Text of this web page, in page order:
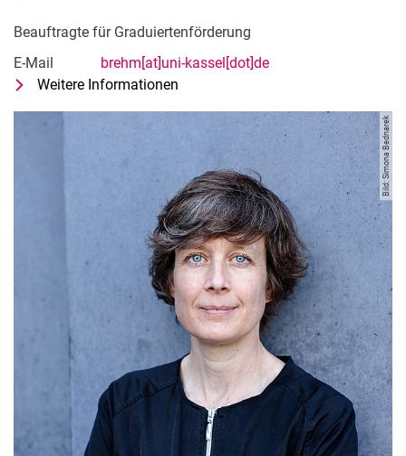
Beauftragte für Graduiertenförderung
E-Mail
brehm[at]uni-kassel[dot]de
Weitere Informationen
Bild: Simona Bednarek